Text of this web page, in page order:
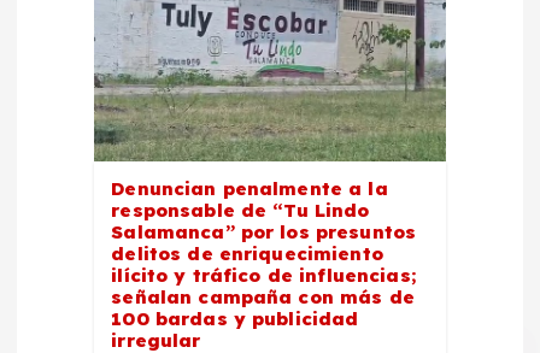
Denuncian penalmente a la
responsable de “Tu Lindo
Salamanca” por los presuntos
delitos de enriquecimiento
ilícito y tráfico de influencias;
señalan campaña con más de
100 bardas y publicidad
irregular